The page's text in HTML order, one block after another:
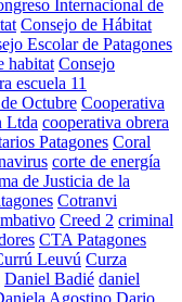
Internacional de
Consejo de Hábitat
Escolar de Patagones
habitat Consejo
escuela 11
Octubre Cooperativa
Ltda cooperativa obrera
Patagones Coral
corte de energía
de Justicia de la
Cotranvi
Creed 2 criminal
CTA Patagones
Leuvú Curza
Daniel Badié daniel
Agostino Dario